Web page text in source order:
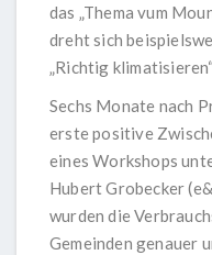
das „Thema vum
dreht sich
„Richtig
Sechs Monate nach
erste positive
eines Workshops
Hubert Grobecker
wurden die
Gemeinden genauer